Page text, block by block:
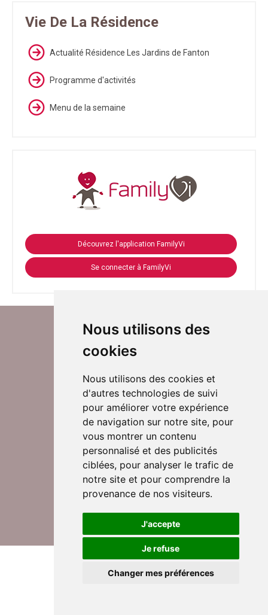
Nous utilisons des
cookies
Nous utilisons des cookies et
d'autres technologies de suivi
pour améliorer votre expérience
de navigation sur notre site, pour
vous montrer un contenu
personnalisé et des publicités
ciblées, pour analyser le trafic de
notre site et pour comprendre la
provenance de nos visiteurs.
J'accepte
Je refuse
Changer mes préférences
Vie De La Résidence
Actualité Résidence Les Jardins de Fanton
Programme d'activités
Menu de la semaine
Découvrez l'application FamilyVi
Se connecter à FamilyVi
Suivez-nous sur Twitter
Rejoignez nos équipes
Nous contacter
© DomusVi 2026
Mentions légales